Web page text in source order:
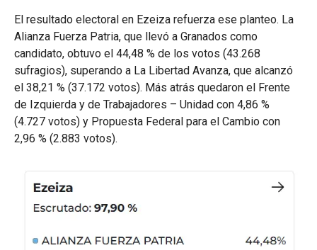
El resultado electoral en Ezeiza refuerza ese planteo. La
Alianza Fuerza Patria, que llevó a Granados como
candidato, obtuvo el 44,48 % de los votos (43.268
sufragios), superando a La Libertad Avanza, que alcanzó
el 38,21 % (37.172 votos). Más atrás quedaron el Frente
de Izquierda y de Trabajadores – Unidad con 4,86 %
(4.727 votos) y Propuesta Federal para el Cambio con
2,96 % (2.883 votos).